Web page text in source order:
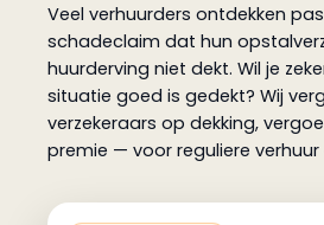
Veel verhuurders ontdekken
schadeclaim dat hun
huurderving niet dekt. Wil je
situatie goed is gedekt? Wij
verzekeraars op dekking,
premie — voor reguliere verhuur